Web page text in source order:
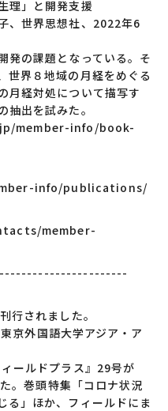
理」と開発支援
、世界思想社、2022年6
発の課題となっている。そ
世界８地域の月経をめぐる
月経対処について描写す
出を試みた。
member-info/book-
info/publications/
member-
行されました。
京外国語大学アジア・ア
ールドプラス』29号が
。巻頭特集「コロナ状況
る」ほか、フィールドにま